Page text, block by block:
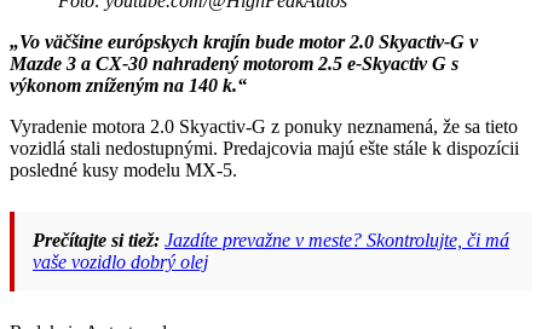
„Vo väčšine európskych krajín bude motor 2.0 Skyactiv-G v
Mazde 3 a CX-30 nahradený motorom 2.5 e-Skyactiv G s
výkonom zníženým na 140 k.“
Vyradenie motora 2.0 Skyactiv-G z ponuky neznamená, že sa tieto
vozidlá stali nedostupnými. Predajcovia majú ešte stále k dispozícii
posledné kusy modelu MX-5.
Prečítajte si tiež: Jazdíte prevažne v meste? Skontrolujte, či má
vaše vozidlo dobrý olej